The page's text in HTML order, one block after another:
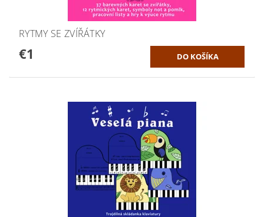
RYTMY SE ZVÍŘÁTKY
€1